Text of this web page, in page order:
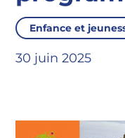
Enfance et
30 juin 2025